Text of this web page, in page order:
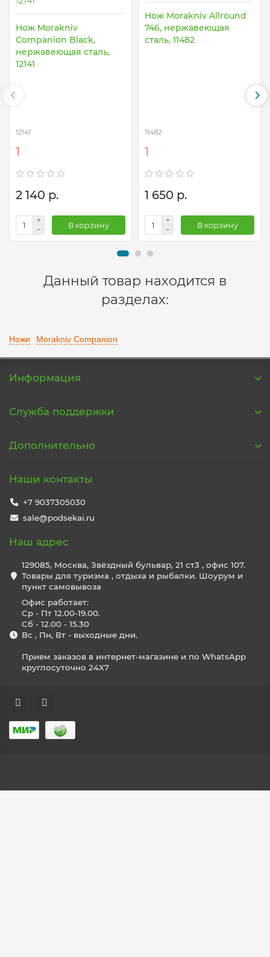
Нож Morakniv
Companion Black,
нержавеющая сталь,
12141
12141
1
2 140 р.
В корзину
Нож Morakniv Allround
746, нержавеющая
сталь, 11482
11482
1
1 650 р.
В корзину
Данный товар находится в
разделах:
Ножи Morakniv Сompanion
Информация
Служба поддержки
Дополнительно
Наши контакты
+7 9037305030
sale@podsekai.ru
Наш адрес
129085, Москва, Звёздный бульвар, 21 ст3 , офис 107.
Товары для туризма , отдыха и рыбалки. Шоурум и
пункт самовывоза
Офис работает:
Ср - Пт 12.00-19.00.
Сб - 12.00 - 15.30
Вс , Пн, Вт - выходные дни.
Прием заказов в интернет-магазине и по WhatsApp
круглосуточно 24X7